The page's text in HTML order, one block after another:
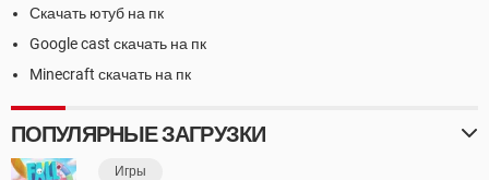
Скачать ютуб на пк
Google cast скачать на пк
Minecraft скачать на пк
ПОПУЛЯРНЫЕ ЗАГРУЗКИ
Игры